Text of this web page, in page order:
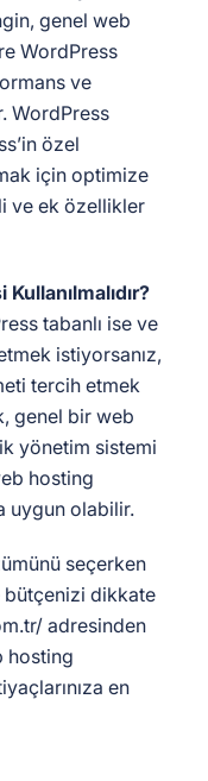
genel web
WordPress
ve
WordPress
özel
için optimize
ve ek özellikler
tabanlı ise ve
istiyorsanız,
tercih etmek
genel bir web
yönetim sistemi
hosting
uygun olabilir.
seçerken
dikkate
adresinden
hosting
en